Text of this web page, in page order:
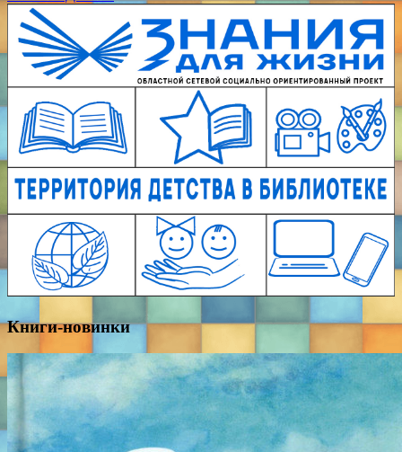
Книги-новинки